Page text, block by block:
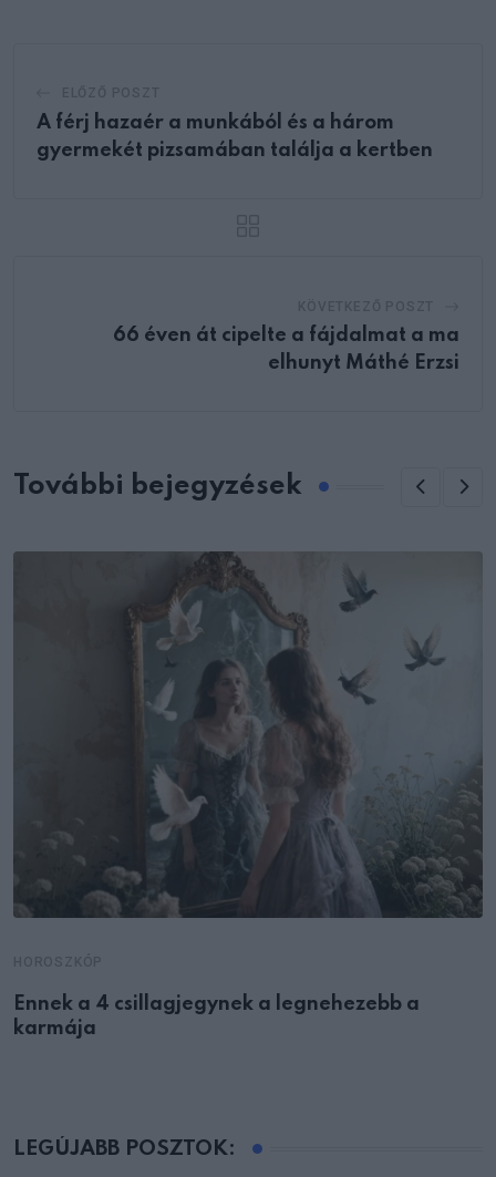
A férj hazaér a munkából és a három
gyermekét pizsamában találja a kertben
66 éven át cipelte a fájdalmat a ma
elhunyt Máthé Erzsi
További bejegyzések
Ennek a 4 csillagjegynek a legnehezebb a
karmája
LEGÚJABB POSZTOK: